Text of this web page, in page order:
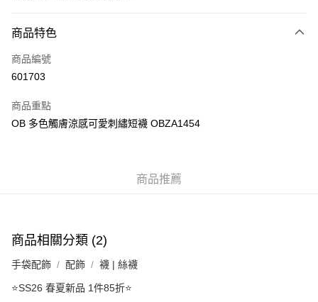
信用卡
Apple Pay
PayMe
付款後順豐站及營業點
每筆HK$40.00，滿HK$350.00或以上免運費
付款後順豐合作便利店
商品特色
商品編號
601703
商品重點
OB 多色觸膚涼感可愛刺繡短襪 OBZA1454
商品推薦
商品相關分類 (2)
手袋配飾 配飾 襪 | 絲襪
⭐SS26 春夏新品 1件85折⭐